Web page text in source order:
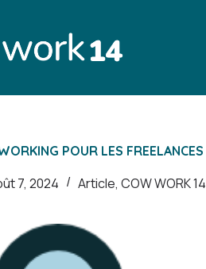
POUR LES
7, 2024 Article, COW WORK 14